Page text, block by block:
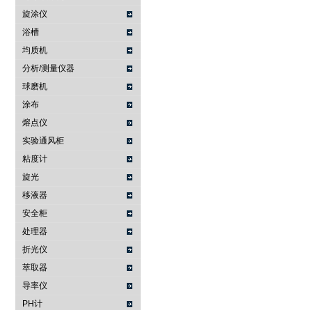
旋涂仪
浴槽
均质机
分析/测量仪器
球磨机
涂布
熔点仪
实验通风柜
粘度计
旋光
移液器
安全柜
处理器
折光仪
萃取器
导率仪
PH计